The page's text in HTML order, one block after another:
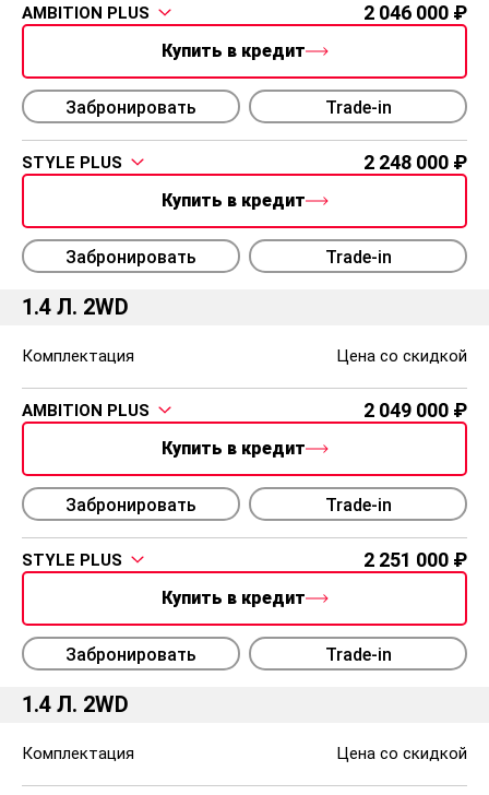
AMBITION PLUS 2 046 000
Купить в кредит
Забронировать Trade-in
STYLE PLUS 2 248 000
Купить в кредит
Забронировать Trade-in
1.4 Л. 2WD
Комплектация Цена со скидкой
AMBITION PLUS 2 049 000
Купить в кредит
Забронировать Trade-in
STYLE PLUS 2 251 000
Купить в кредит
Забронировать Trade-in
1.4 Л. 2WD
Комплектация Цена со скидкой